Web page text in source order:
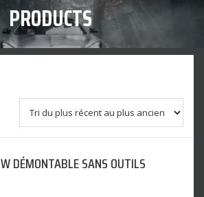
PRODUCTS
DÉMONTABLE SANS OUTILS